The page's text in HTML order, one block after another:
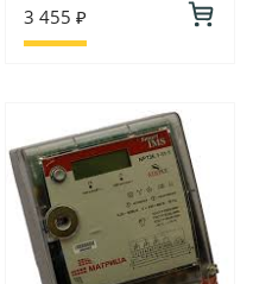
3 455 ₽